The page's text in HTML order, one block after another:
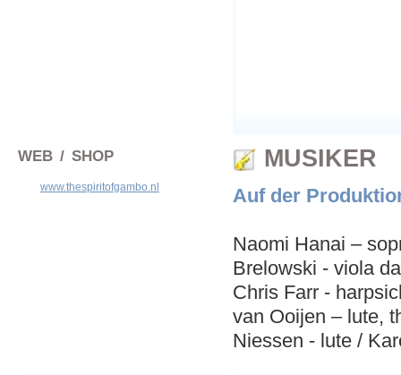
WEB / SHOP
www.thespiritofgambo.nl
MUSIKER
Auf der
Naomi Hanai –
Brelowski - viola
Chris Farr -
van Ooijen – lute,
Niessen - lute /